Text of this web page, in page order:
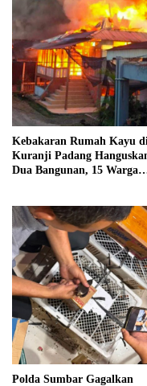
Kebakaran Rumah Kayu di
Kuranji Padang
Dua Bangunan, 15 Warga
Polda Sumbar Gagalkan